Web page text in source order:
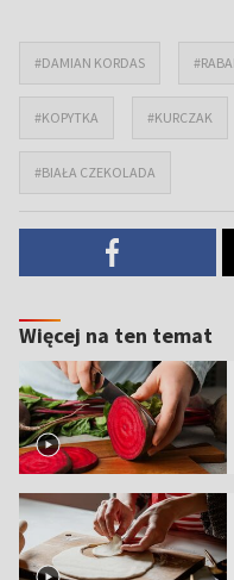
#DAMIAN KORDAS
#KOPYTKA #KURCZAK
#BIAŁA CZEKOLADA
Więcej na ten temat